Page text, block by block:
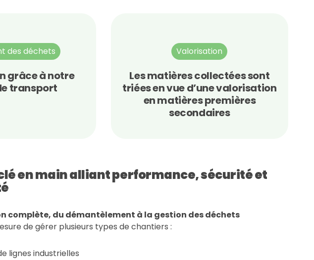
des déchets
grâce à notre
transport
Valorisation
Les matières collectées sont
triées en vue d’une valorisation
en matières premières
secondaires
en main alliant performance, sécurité et
complète, du démantèlement à la gestion des déchets
de gérer plusieurs types de chantiers :
lignes industrielles